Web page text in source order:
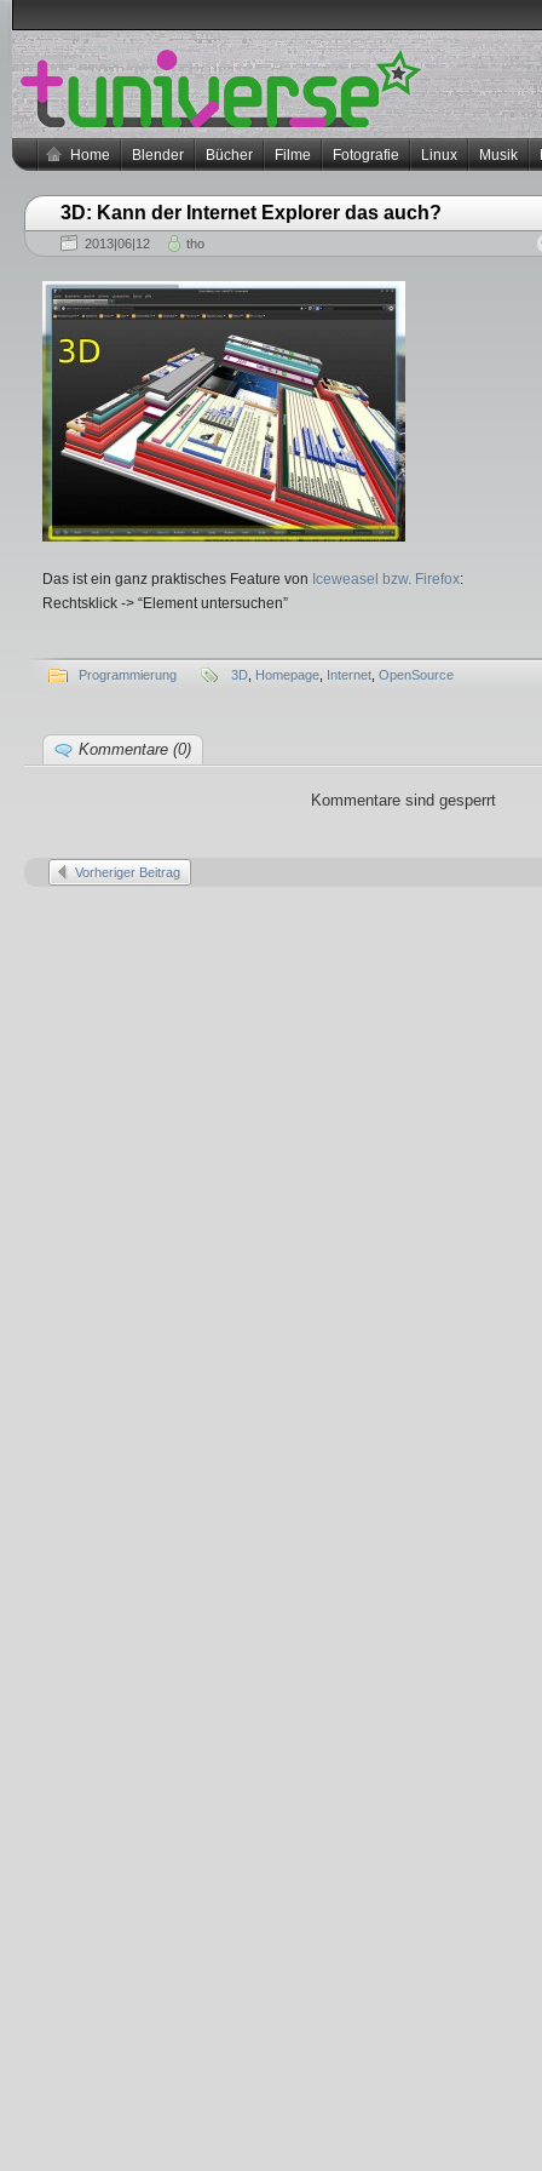
Home Blender Bücher Filme Fotografie Linux Musik
3D: Kann der Internet Explorer das auch?
2013|06|12 tho
Das ist ein ganz praktisches Feature von Iceweasel bzw. Firefox:
Rechtsklick -> “Element untersuchen”
Programmierung 3D Homepage Internet OpenSource
Kommentare (0)
Kommentare sind gesperrt
Vorheriger Beitrag